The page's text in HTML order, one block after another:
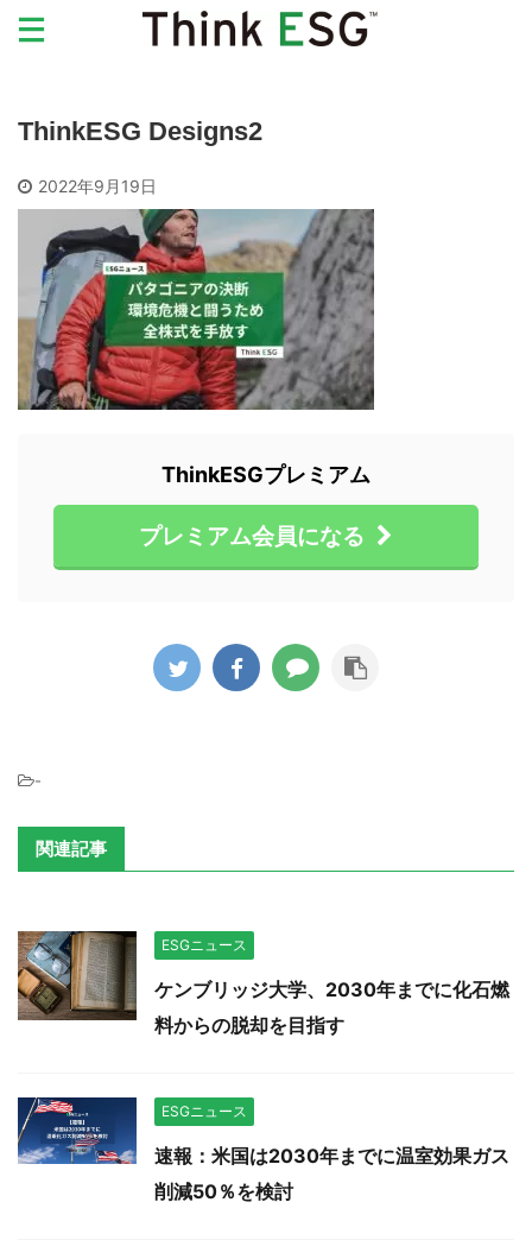
ThinkESG Designs2
2022年9月19日
ThinkESGプレミアム
プレミアム会員になる
-
関連記事
ESGニュース
ケンブリッジ大学、2030年までに化石燃
料からの脱却を目指す
ESGニュース
速報：米国は2030年までに温室効果ガス
削減50％を検討